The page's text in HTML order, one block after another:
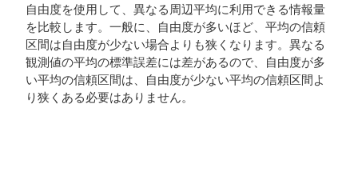
自由度を使用して、異なる周辺平均に利用できる情報量
を比較します。一般に、自由度が多いほど、平均の信頼
区間は自由度が少ない場合よりも狭くなります。異なる
観測値の平均の標準誤差には差があるので、自由度が多
い平均の信頼区間は、自由度が少ない平均の信頼区間よ
り狭くある必要はありません。